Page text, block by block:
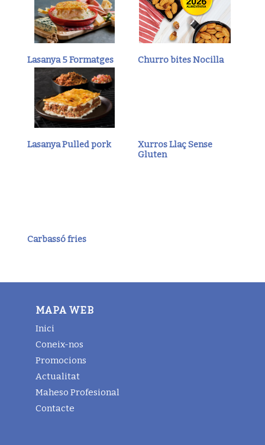
Lasanya 5 Formatges Churro bites Nocilla
Lasanya Pulled pork
Xurros Llaç Sense
Gluten
Carbassó fries
MAPA WEB
Inici
Coneix-nos
Promocions
Actualitat
Maheso Profesional
Contacte